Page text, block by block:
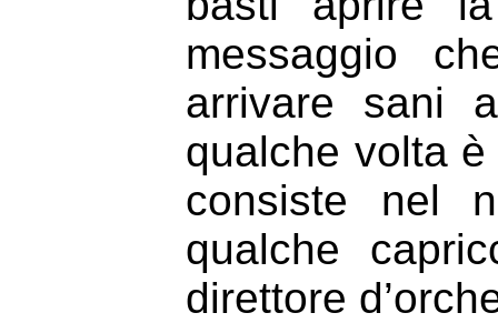
messaggio
arrivare sani
qualche volta è
consiste nel
qualche
direttore